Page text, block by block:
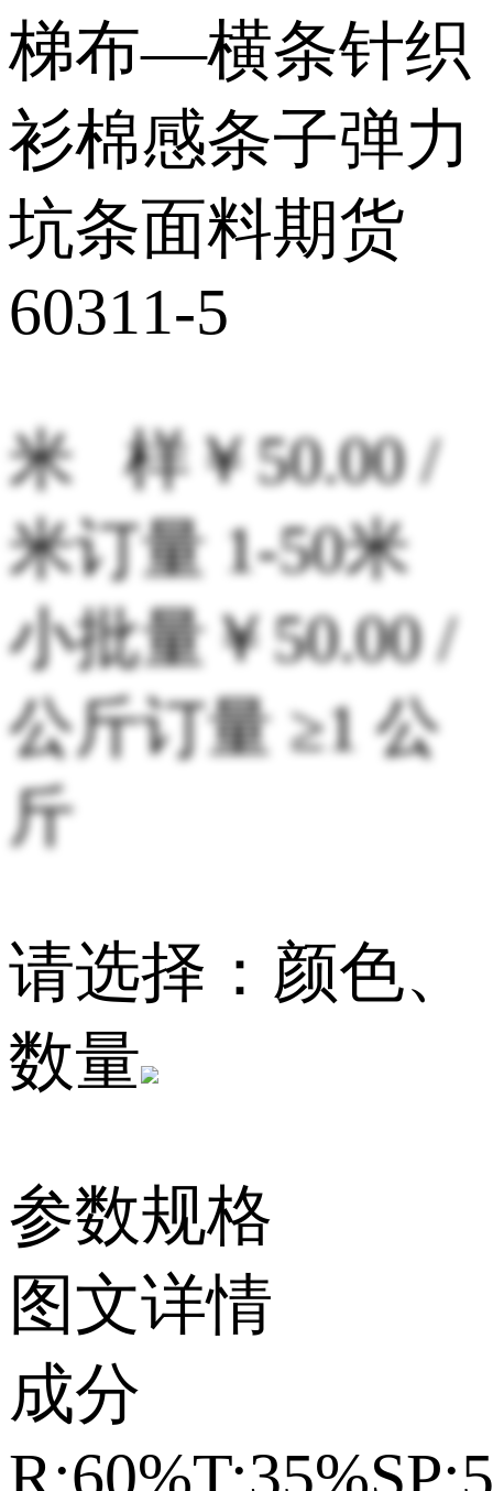
梯布—横条针织
衫棉感条子弹力
坑条面料期货
60311-5
米 样￥50.00 /
米订量 1-50米
小批量￥50.00 /
公斤订量 ≥1 公
斤
请选择：颜色、
数量
参数规格
图文详情
成分